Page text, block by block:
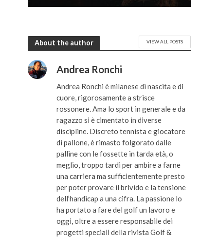
About the author VIEW ALL POSTS
Andrea Ronchi
Andrea Ronchi è milanese di nascita e di
cuore, rigorosamente a strisce
rossonere. Ama lo sport in generale e da
ragazzo si è cimentato in diverse
discipline. Discreto tennista e giocatore
di pallone, è rimasto folgorato dalle
palline con le fossette in tarda età, o
meglio, troppo tardi per ambire a farne
una carriera ma sufficientemente presto
per poter provare il brivido e la tensione
dell’handicap a una cifra. La passione lo
ha portato a fare del golf un lavoro e
oggi, oltre a essere responsabile dei
progetti speciali della rivista Golf &